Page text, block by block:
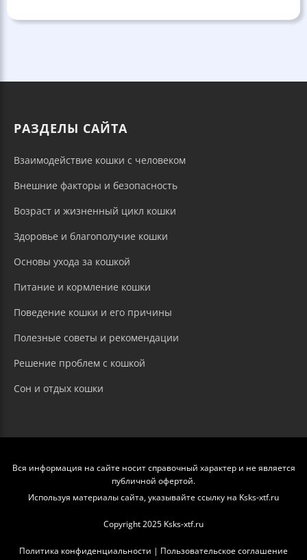
РАЗДЕЛЫ САЙТА
Взаимодействие кошки с человеком
Внешние факторы и безопасность
Возраст и жизненный цикл кошки
Здоровье и благополучие кошки
Основы ухода за кошкой
Питание и кормление кошки
Поведение кошки и его причины
Полезные советы и рекомендации
Решение проблем с кошкой
Сон и отдых кошки
Вся информация на сайте носит справочный характер и не является
публичной офертой.
Используя материалы сайта, указывайте ссылку на Ksks-xtf.ru
Copyright 2025 Ksks-xtf.ru
Политика конфиденциальности | Пользовательское соглашение